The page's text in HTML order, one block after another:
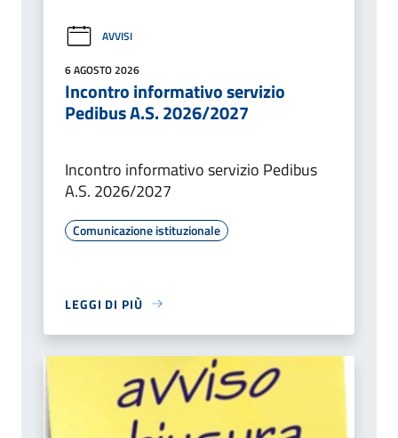
AVVISI
6 AGOSTO 2026
Incontro informativo servizio
Pedibus A.S. 2026/2027
Incontro informativo servizio Pedibus
A.S. 2026/2027
Comunicazione istituzionale
LEGGI DI PIÙ